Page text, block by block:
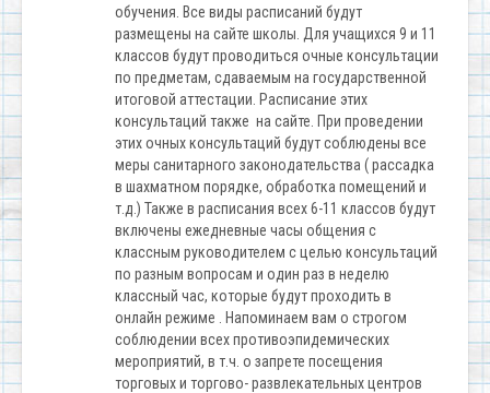
обучения. Все виды расписаний будут
размещены на сайте школы. Для учащихся 9 и 11
классов будут проводиться очные консультации
по предметам, сдаваемым на государственной
итоговой аттестации. Расписание этих
консультаций также на сайте. При проведении
этих очных консультаций будут соблюдены все
меры санитарного законодательства ( рассадка
в шахматном порядке, обработка помещений и
т.д.) Также в расписания всех 6-11 классов будут
включены ежедневные часы общения с
классным руководителем с целью консультаций
по разным вопросам и один раз в неделю
классный час, которые будут проходить в
онлайн режиме . Напоминаем вам о строгом
соблюдении всех противоэпидемических
мероприятий, в т.ч. о запрете посещения
торговых и торгово- развлекательных центров